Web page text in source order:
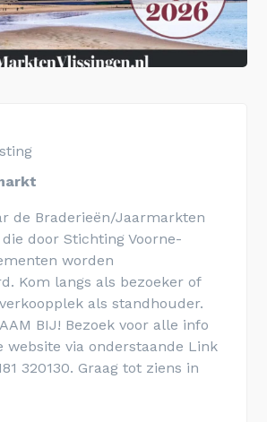
de Braderieën/Jaarmarkten
door Stichting Voorne-
worden
Kom langs als bezoeker of
als standhouder.
BIJ! Bezoek voor alle info
website via onderstaande Link
320130. Graag tot ziens in